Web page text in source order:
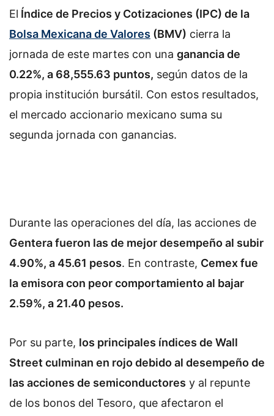
El Índice de Precios y Cotizaciones (IPC) de la
Bolsa Mexicana de Valores (BMV) cierra la
jornada de este martes con una ganancia de
0.22%, a 68,555.63 puntos, según datos de la
propia institución bursátil. Con estos resultados,
el mercado accionario mexicano suma su
segunda jornada con ganancias.
Durante las operaciones del día, las acciones de
Gentera fueron las de mejor desempeño al subir
4.90%, a 45.61 pesos. En contraste, Cemex fue
la emisora con peor comportamiento al bajar
2.59%, a 21.40 pesos.
Por su parte, los principales índices de Wall
Street culminan en rojo debido al desempeño de
las acciones de semiconductores y al repunte
de los bonos del Tesoro, que afectaron el